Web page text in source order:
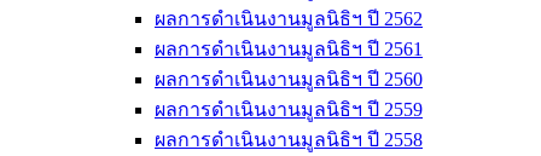
ผลการดำเนินงานมูลนิธิฯ ปี 2562
ผลการดำเนินงานมูลนิธิฯ ปี 2561
ผลการดำเนินงานมูลนิธิฯ ปี 2560
ผลการดำเนินงานมูลนิธิฯ ปี 2559
ผลการดำเนินงานมูลนิธิฯ ปี 2558